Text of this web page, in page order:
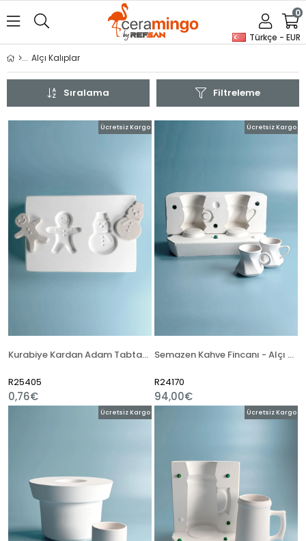
Türkçe - EUR
0
Alçı Kalıplar
Filtreleme
Sıralama
Kurabiye Kardan Adam Tabtab Alçı Kalıp
R25405
0,76€
Ücretsiz Kargo
Semazen Kahve Fincanı - Alçı Kalıp
R24170
94,00€
Ücretsiz Kargo
Ücretsiz Kargo Ücretsiz Kargo